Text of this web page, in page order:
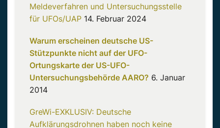
Meldeverfahren und Untersuchungsstelle
für UFOs/UAP 14. Februar 2024
Warum erscheinen deutsche US-
Stützpunkte nicht auf der UFO-
Ortungskarte der US-UFO-
Untersuchungsbehörde AARO? 6. Januar
2014
GreWi-EXKLUSIV: Deutsche
Aufklärungsdrohnen haben noch keine